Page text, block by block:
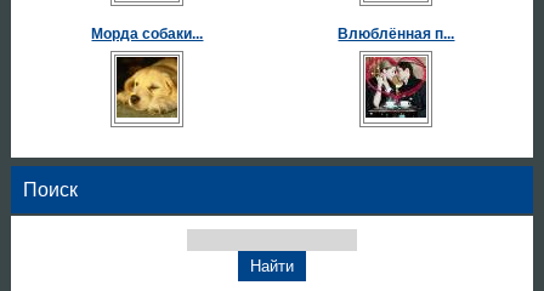
Морда собаки... Влюблённая п...
Поиск